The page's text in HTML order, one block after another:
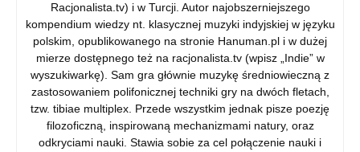
Racjonalista.tv) i w Turcji. Autor najobszerniejszego
kompendium wiedzy nt. klasycznej muzyki indyjskiej w języku
polskim, opublikowanego na stronie Hanuman.pl i w dużej
mierze dostępnego też na racjonalista.tv (wpisz „Indie” w
wyszukiwarkę). Sam gra głównie muzykę średniowieczną z
zastosowaniem polifonicznej techniki gry na dwóch fletach,
tzw. tibiae multiplex. Przede wszystkim jednak pisze poezję
filozoficzną, inspirowaną mechanizmami natury, oraz
odkryciami nauki. Stawia sobie za cel połączenie nauki i